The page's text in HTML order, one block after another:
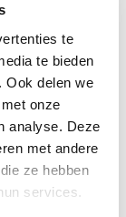
te
te bieden
Ook delen we
onze
analyse. Deze
met andere
ze hebben
services.
en
belasting in
en
fiscale en
vakgebied. We